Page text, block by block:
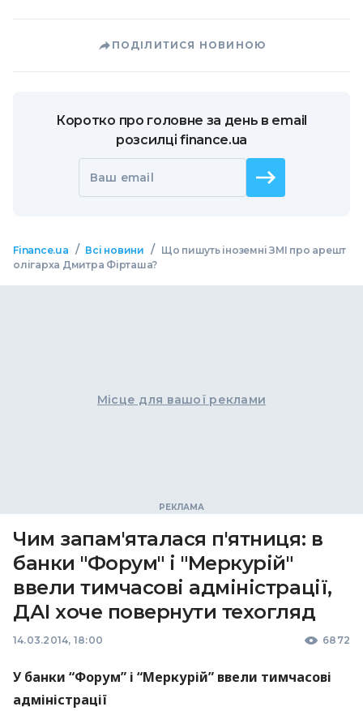
ПОДІЛИТИСЯ НОВИНОЮ
Коротко про головне за день в email
розсилці finance.ua
Ваш email
Finance.ua / Всі новини /
Що пишуть іноземні ЗМІ про арешт
олігарха Дмитра Фірташа?
Місце для вашої реклами
Чим запам'яталася п'ятниця: в
банки "Форум" і "Меркурій"
ввели тимчасові адміністрації,
ДАІ хоче повернути техогляд
14.03.2014, 18:00 6872
У банки “Форум” і “Меркурій” ввели тимчасові
адміністрації